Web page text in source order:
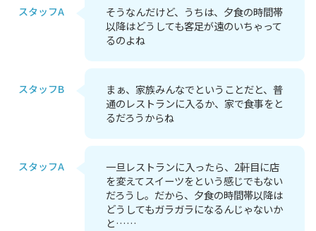
スタッフA
そうなんだけど、うちは、夕食の時間帯
以降はどうしても客足が遠のいちゃって
るのよね
スタッフB
まぁ、家族みんなでということだと、普
通のレストランに入るか、家で食事をと
るだろうからね
スタッフA
一旦レストランに入ったら、2軒目に店
を変えてスイーツをという感じでもない
だろうし。だから、夕食の時間帯以降は
どうしてもガラガラになるんじゃないか
と……